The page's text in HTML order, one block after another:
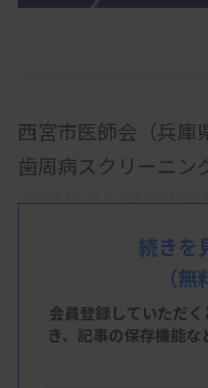
西宮市医師会（兵庫
歯周病スクリーニン
2023年から西宮市
る。開始に当たっ
が、検体検査業務
報告書様式の作成
追加メニューとし
ック以外にも対象
続きを
（
会員登録していただ
き、 記事の保存機能な